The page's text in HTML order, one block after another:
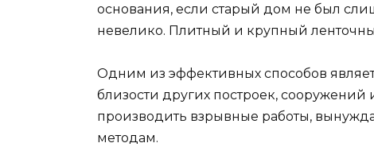
основания, если старый дом не был
невелико. Плитный и крупный
Одним из эффективных способов
близости других построек,
производить взрывные работы,
методам.